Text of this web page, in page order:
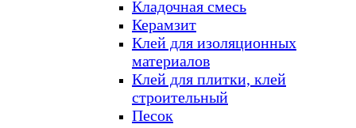
Кладочная смесь
Керамзит
Клей для изоляционных
материалов
Клей для плитки, клей
строительный
Песок